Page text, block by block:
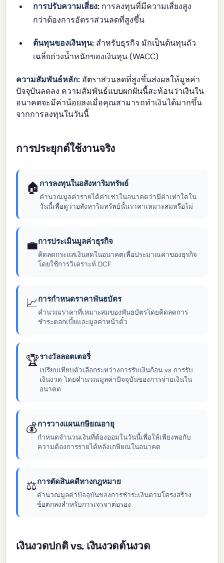
การปรับความเสี่ยง: การลงทุนที่มีความเสี่ยงสูง
กว่าต้องการอัตราส่วนลดที่สูงขึ้น
ต้นทุนของเงินทุน: สำหรับธุรกิจ มักเป็นต้นทุนถัว
เฉลี่ยถ่วงน้ำหนักของเงินทุน (WACC)
ความสัมพันธ์หลัก: อัตราส่วนลดที่สูงขึ้นส่งผลให้มูลค่า
ปัจจุบันลดลง ความสัมพันธ์แบบผกผันนี้สะท้อนว่าเงินใน
อนาคตจะมีค่าน้อยลงเมื่อคุณสามารถทำเงินได้มากขึ้น
จากการลงทุนในวันนี้
การประยุกต์ใช้งานจริง
🏠 การลงทุนในอสังหาริมทรัพย์
คำนวณมูลค่ารายได้ค่าเช่าในอนาคตว่ามีค่าเท่าใดใน
วันนี้เพื่อดูว่าอสังหาริมทรัพย์นั้นราคาเหมาะสมหรือไม่
💼การประเมินมูลค่าธุรกิจ
คิดลดกระแสเงินสดในอนาคตเพื่อประมาณค่าของธุรกิจ
โดยใช้การวิเคราะห์ DCF
📈การกำหนดราคาพันธบัตร
คำนวณราคาที่เหมาะสมของพันธบัตรโดยคิดลดการ
ชำระดอกเบี้ยและมูลค่าหน้าตั๋ว
🏆รางวัลลอตเตอรี่
เปรียบเทียบตัวเลือกระหว่างการรับเงินก้อน vs การรับ
เงินงวด โดยคำนวณมูลค่าปัจจุบันของการจ่ายเงินใน
อนาคต
💰การวางแผนเกษียณอายุ
กำหนดจำนวนเงินที่ต้องออมในวันนี้เพื่อให้เพียงพอกับ
ความต้องการรายได้หลังเกษียณในอนาคต
⚖การตัดสินคดีทางกฎหมาย
คำนวณมูลค่าปัจจุบันของการชำระเงินตามโครงสร้าง
ข้อตกลงสำหรับการเจรจาต่อรอง
เงินงวดปกติ vs. เงินงวดต้นงวด